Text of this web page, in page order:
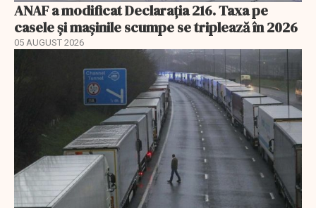
ANAF a modificat Declarația 216. Taxa pe
casele și mașinile scumpe se triplează în 2026
05 AUGUST 2026